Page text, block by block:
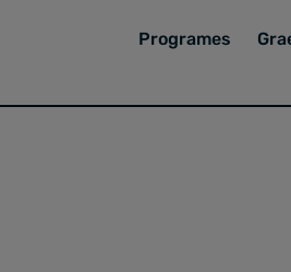
Programes